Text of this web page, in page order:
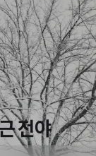
전야